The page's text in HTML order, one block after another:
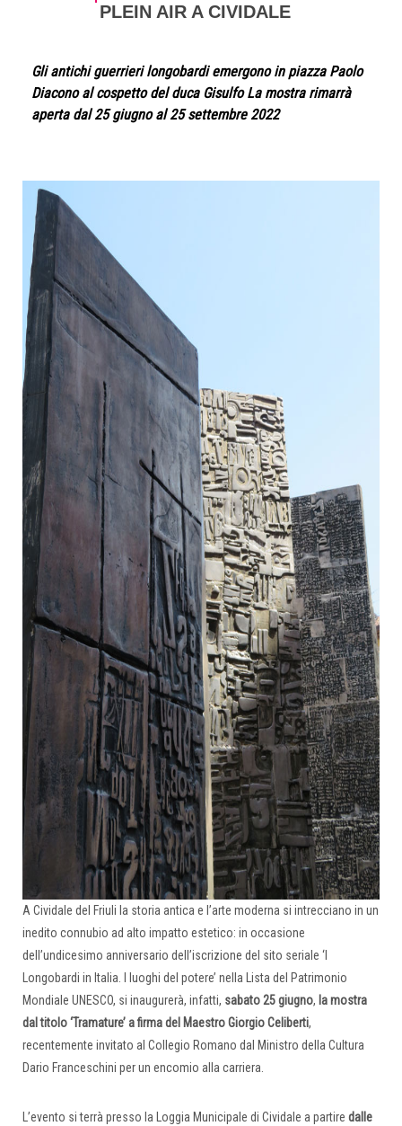
PLEIN AIR A CIVIDALE
Gli antichi guerrieri longobardi emergono in piazza Paolo
Diacono al cospetto del duca Gisulfo La mostra rimarrà
aperta dal 25 giugno al 25 settembre 2022
A Cividale del Friuli la storia antica e l’arte moderna si intrecciano in un
inedito connubio ad alto impatto estetico: in occasione
dell’undicesimo anniversario dell’iscrizione del sito seriale ‘I
Longobardi in Italia. I luoghi del potere’ nella Lista del Patrimonio
Mondiale UNESCO, si inaugurerà, infatti, sabato 25 giugno, la mostra
dal titolo ‘Tramature’ a firma del Maestro Giorgio Celiberti,
recentemente invitato al Collegio Romano dal Ministro della Cultura
Dario Franceschini per un encomio alla carriera.
L’evento si terrà presso la Loggia Municipale di Cividale a partire dalle